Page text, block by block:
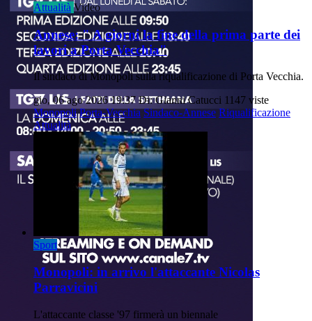
Attualità Video
Annese: " A giorni la fine della prima parte dei
lavori a Porta Vecchia"
Il sindaco di Monopoli sulla riqualificazione di Porta Vecchia.
gio, 06 ago 2026 19:37 Di: Gianni Catucci 1147 viste
Monopoli Porta-Vecchia Sindaco-Annese Riqualificazione
Attualità
Sport
Monopoli: in arrivo l'attaccante Nicolas
Parravicini
L'attaccante classe '97 firmerà un biennale